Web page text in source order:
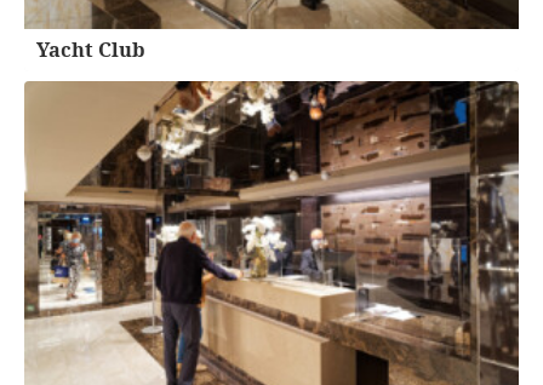
Yacht Club